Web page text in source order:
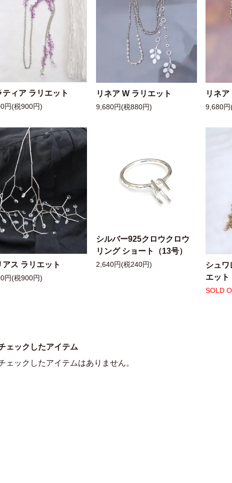
ティア ラリエット
円(税900円)
リネア W ラリエット
9,680円(税880円)
リネ
9,680
アス ラリエット
円(税900円)
シルバー925クロウクロウ
リング ショート（13号）
2,640円(税240円)
シュワ
エット
SOLD
ェックしたアイテム
ェックしたアイテムはありません。